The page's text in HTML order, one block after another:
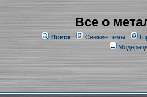
Все о
Поиск Свежие темы